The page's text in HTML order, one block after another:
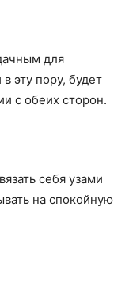
для
эту пору, будет
с обеих сторон.
себя узами
на спокойную